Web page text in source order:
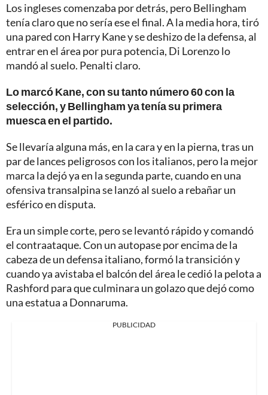
Los ingleses comenzaba por detrás, pero Bellingham
tenía claro que no sería ese el final. A la media hora, tiró
una pared con Harry Kane y se deshizo de la defensa, al
entrar en el área por pura potencia, Di Lorenzo lo
mandó al suelo. Penalti claro.
Lo marcó Kane, con su tanto número 60 con la
selección, y Bellingham ya tenía su primera
muesca en el partido.
Se llevaría alguna más, en la cara y en la pierna, tras un
par de lances peligrosos con los italianos, pero la mejor
marca la dejó ya en la segunda parte, cuando en una
ofensiva transalpina se lanzó al suelo a rebañar un
esférico en disputa.
Era un simple corte, pero se levantó rápido y comandó
el contraataque. Con un autopase por encima de la
cabeza de un defensa italiano, formó la transición y
cuando ya avistaba el balcón del área le cedió la pelota a
Rashford para que culminara un golazo que dejó como
una estatua a Donnaruma.
PUBLICIDAD